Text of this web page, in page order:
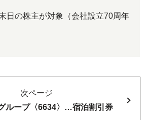
の株主が対象（会社設立70周年
次ページ
ループ〈6634〉…宿泊割引券